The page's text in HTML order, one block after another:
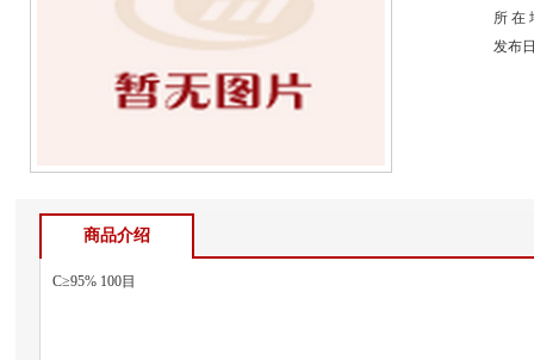
所 在
发布
商品介绍
C≥95% 100目